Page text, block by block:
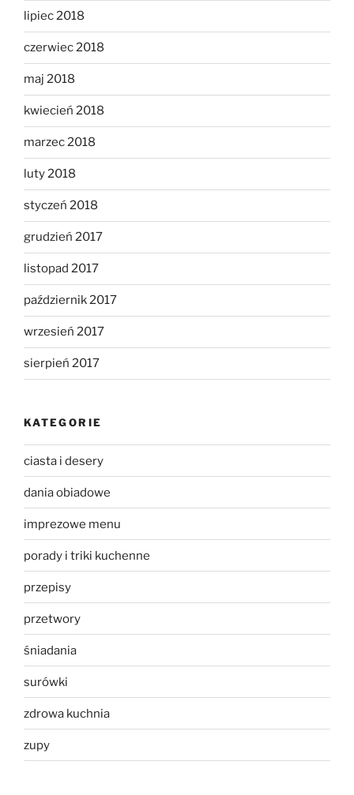
lipiec 2018
czerwiec 2018
maj 2018
kwiecień 2018
marzec 2018
luty 2018
styczeń 2018
grudzień 2017
listopad 2017
październik 2017
wrzesień 2017
sierpień 2017
KATEGORIE
ciasta i desery
dania obiadowe
imprezowe menu
porady i triki kuchenne
przepisy
przetwory
śniadania
surówki
zdrowa kuchnia
zupy